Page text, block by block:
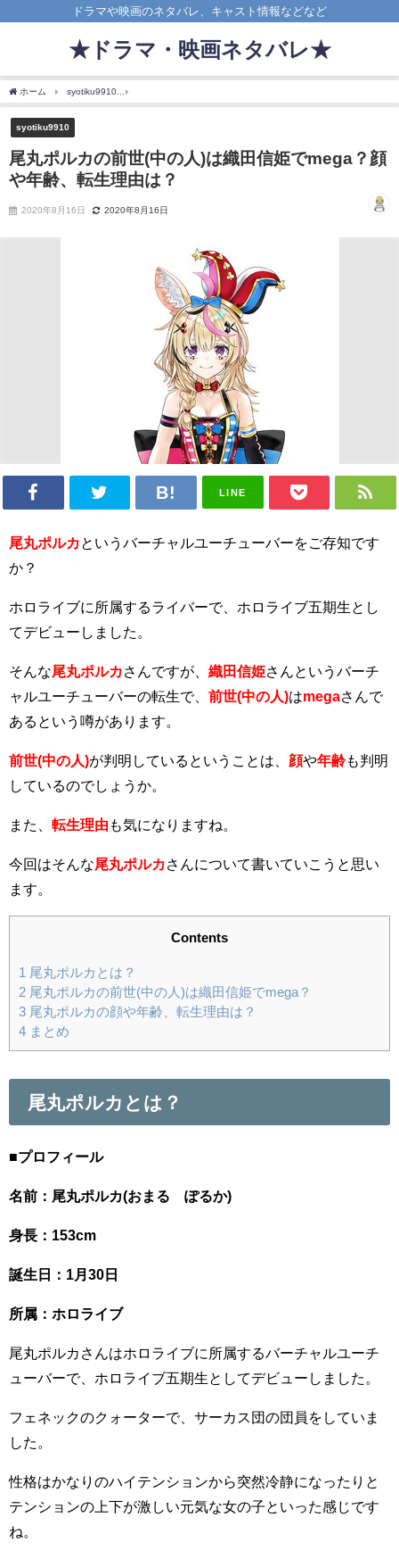
ドラマや映画のネタバレ、キャスト情報などなど
★ドラマ・映画ネタバレ★
ホーム syotiku9910
syotiku9910
尾丸ポルカの前世(中の人)は織田信姫でmega？顔
や年齢、転生理由は？
2020年8月16日 2020年8月16日
LINE
尾丸ポルカ というバーチャルユーチューバーをご存知です
か？
ホロライブに所属するライバーで、ホロライブ五期生とし
てデビューしました。
そんな尾丸ポルカさんですが、 織田信姫さんというバーチ
ャルユーチューバーの転生で、 前世(中の人)はmegaさんで
あるという噂があります。
前世(中の人)が判明しているということは、 顔や年齢も判明
しているのでしょうか。
また、 転生理由 も気になりますね。
今回はそんな尾丸ポルカさんについて書いていこうと思い
ます。
Contents
1
尾丸ポルカとは？
2 尾丸ポルカの前世(中の人)は織田信姫でmega？
3 尾丸ポルカの顔や年齢、転生理由は？
4 まとめ
尾丸ポルカとは？
■プロフィール
名前：尾丸ポルカ(おまる ぽるか)
身長：153cm
誕生日：1月30日
所属：ホロライブ
尾丸ポルカさんはホロライブに所属するバーチャルユーチ
ューバーで、ホロライブ五期生としてデビューしました。
フェネックのクォーターで、サーカス団の団員をしていま
した。
性格はかなりのハイテンションから突然冷静になったりと
テンションの上下が激しい元気な女の子といった感じです
ね。